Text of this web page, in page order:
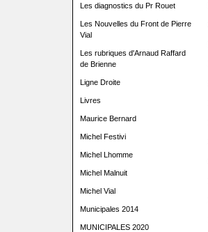
Les diagnostics du Pr Rouet
Les Nouvelles du Front de Pierre
Vial
Les rubriques d'Arnaud Raffard
de Brienne
Ligne Droite
Livres
Maurice Bernard
Michel Festivi
Michel Lhomme
Michel Malnuit
Michel Vial
Municipales 2014
MUNICIPALES 2020